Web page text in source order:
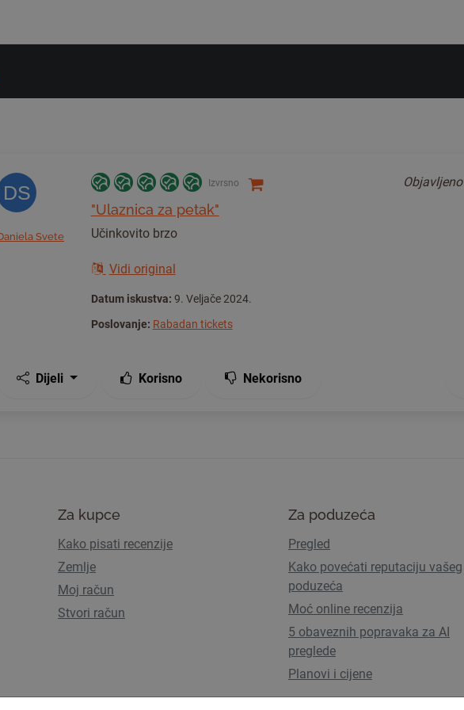
DS
Svete
Izvrsno Objavljeno
"Ulaznica za petak"
Učinkovito brzo
Vidi original
Datum iskustva: 9. Veljače 2024.
Poslovanje: Rabadan tickets
Dijeli Korisno Nekorisno
Za kupce
Kako pisati recenzije
Zemlje
Moj račun
Stvori račun
Za poduzeća
Pregled
Kako povećati reputaciju vašeg
poduzeća
Moć online recenzija
5 obaveznih popravaka za AI
preglede
Planovi i cijene